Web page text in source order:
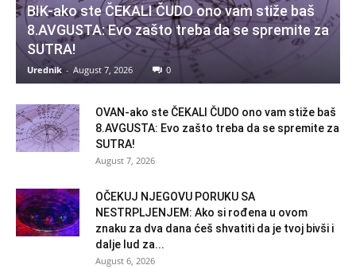
BIK-ako ste ČEKALI ČUDO ono vam stiže baš
8.AVGUSTA: Evo zašto treba da se spremite za
SUTRA!
Urednik - August 7, 2026 0
OVAN-ako ste ČEKALI ČUDO ono vam stiže baš
8.AVGUSTA: Evo zašto treba da se spremite za
SUTRA!
August 7, 2026
OČEKUJ NJEGOVU PORUKU SA
NESTRPLJENJEM: Ako si rođena u ovom
znaku za dva dana ćeš shvatiti da je tvoj bivši i
dalje lud za...
August 6, 2026